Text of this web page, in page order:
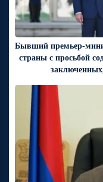
Бывший премьер-
страны с просьбой